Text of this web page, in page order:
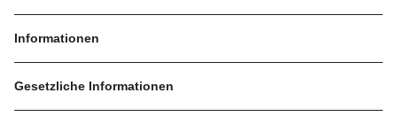
Informationen
Gesetzliche Informationen